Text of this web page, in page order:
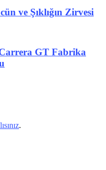
ve Şıklığın Zirvesi
Carrera GT Fabrika
.